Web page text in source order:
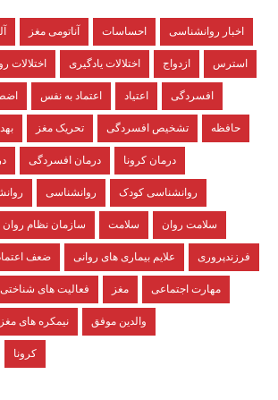
آناتومی مغز احساسات اخبار روانشناسی
اختلالات اختلالات یادگیری ازدواج استرس
اعتماد به نفس اعتیاد افسردگی
تحریک مغز تشخیص افسردگی حافظه
درمان افسردگی درمان کرونا
روانشناسی روانشناسی کودک
سازمان نظام سلامت سلامت روان
ضعف علایم بیماری های روانی فرزندپروری
فعالیت های مغز مهارت اجتماعی
نیمکره های مغز والدین موفق
کرونا